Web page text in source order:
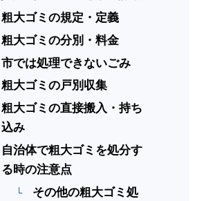
粗大ゴミの規定・定義
粗大ゴミの分別・料金
市では処理できないごみ
粗大ゴミの戸別収集
粗大ゴミの直接搬入・持ち
込み
自治体で粗大ゴミを処分す
る時の注意点
その他の粗大ゴミ処